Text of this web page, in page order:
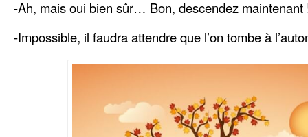
-Ah, mais oui bien sûr… Bon, descendez maintenant
-Impossible, il faudra attendre que l’on tombe à